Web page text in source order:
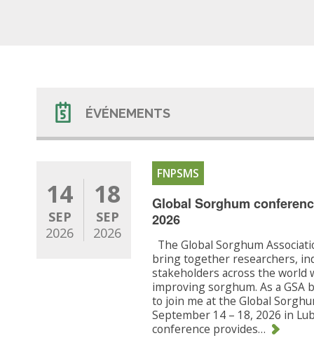
ÉVÉNEMENTS
14
SEP
2026
18
SEP
2026
FNPSMS
Global Sorghum
2026
The Global Sorghum
bring together researchers,
stakeholders across the world
improving sorghum. As a GSA
to join me at the Global
September 14 – 18, 2026 in
conference provides…